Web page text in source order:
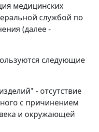
медицинских
службой по
(далее -
следующие
- отсутствие
с причинением
и окружающей